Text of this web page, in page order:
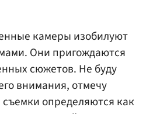
камеры изобилуют
Они пригождаются
сюжетов. Не буду
внимания, отмечу
определяются как